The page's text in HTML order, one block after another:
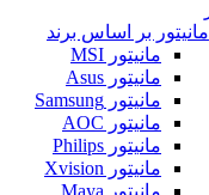
مانیتور بر اساس برند
مانیتور MSI
مانیتور Asus
مانیتور Samsung
مانیتور AOC
مانیتور Philips
مانیتور Xvision